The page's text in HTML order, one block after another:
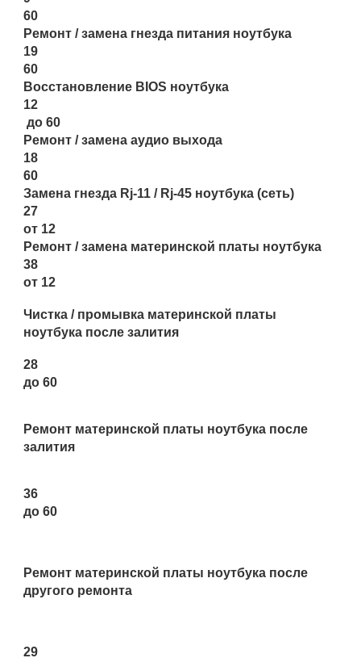
60
Ремонт / замена гнезда питания ноутбука
19
60
Восстановление BIOS ноутбука
12
до 60
Ремонт / замена аудио выхода
18
60
Замена гнезда Rj-11 / Rj-45 ноутбука (сеть)
27
от 12
Ремонт / замена материнской платы ноутбука
38
от 12
Чистка / промывка материнской платы
ноутбука после залития
28
до 60
Ремонт материнской платы ноутбука после
залития
36
до 60
Ремонт материнской платы ноутбука после
другого ремонта
29